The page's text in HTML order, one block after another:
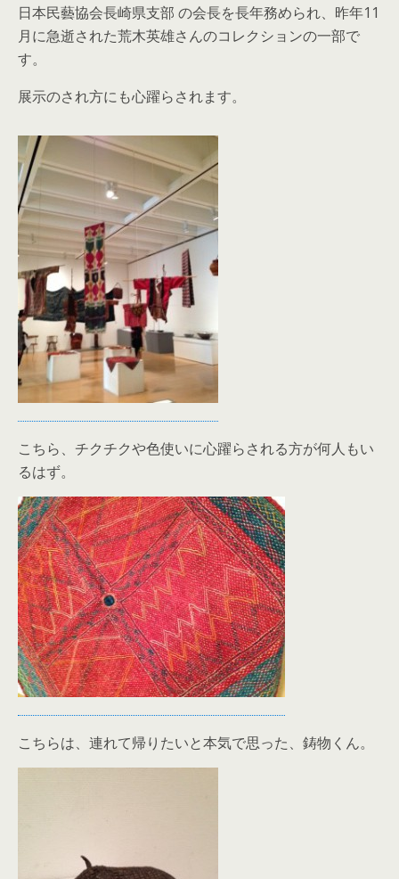
日本民藝協会長崎県支部 の会長を長年務められ、昨年11
月に急逝された荒木英雄さんのコレクションの一部で
す。
展示のされ方にも心躍らされます。
こちら、チクチクや色使いに心躍らされる方が何人もい
るはず。
こちらは、連れて帰りたいと本気で思った、鋳物くん。